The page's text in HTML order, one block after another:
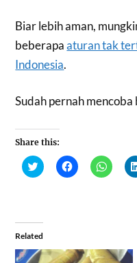
Biar lebih aman,
beberapaaturan tak
Indonesia.
Sudah pernah
Share this:
Click
to
new
window)
Click
to
Click
to
Related